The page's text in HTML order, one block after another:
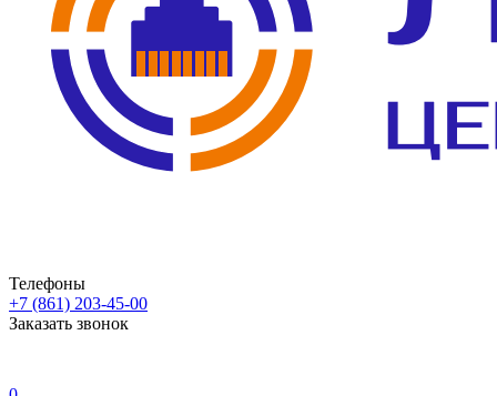
Телефоны
+7 (861) 203-45-00
Заказать звонок